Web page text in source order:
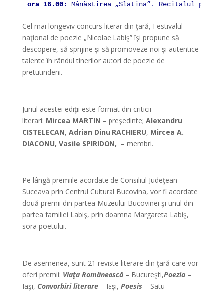
ora 16.00: Mânăstirea „Slatina”. Recitalul
Cel mai longeviv concurs literar din ţară, Festivalul
naţional de poezie „Nicolae Labiş” îşi propune să
descopere, să sprijine şi să promoveze noi şi autentice
talente în rândul tinerilor autori de poezie de
pretutindeni.
Juriul acestei ediţii este format din criticii
literari: Mircea MARTIN – preşedinte; Alexandru
CISTELECAN, Adrian Dinu RACHIERU, Mircea A.
DIACONU, Vasile SPIRIDON, – membri.
Pe lângă premiile acordate de Consiliul Judeţean
Suceava prin Centrul Cultural Bucovina, vor fi acordate
două premii din partea Muzeului Bucovinei şi unul din
partea familiei Labiş, prin doamna Margareta Labiş,
sora poetului.
De asemenea, sunt 21 reviste literare din ţară care vor
oferi premii: Viaţa Românească – Bucureşti,Poezia–
Iaşi, Convorbiri literare– Iaşi, Poesis – Satu